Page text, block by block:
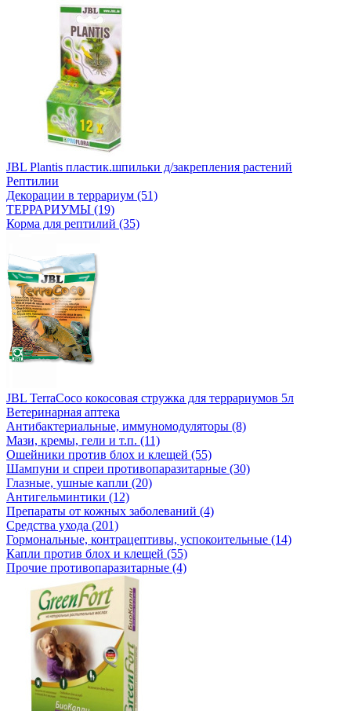
JBL Plantis пластик.шпильки д/закрепления растений
Рептилии
Декорации в террариум (51)
ТЕРРАРИУМЫ (19)
Корма для рептилий (35)
JBL TerraCoco кокосовая стружка для террариумов 5л
Ветеринарная аптека
Антибактериальные, иммуномодуляторы (8)
Мази, кремы, гели и т.п. (11)
Ошейники против блох и клещей (55)
Шампуни и спреи противопаразитарные (30)
Глазные, ушные капли (20)
Антигельминтики (12)
Препараты от кожных заболеваний (4)
Средства ухода (201)
Гормональные, контрацептивы, успокоительные (14)
Капли против блох и клещей (55)
Прочие противопаразитарные (4)